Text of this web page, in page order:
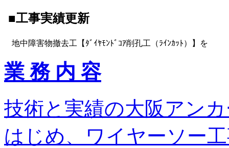
業 務 内 容
技術と実績の大阪アン
はじめ、ワイヤーソー